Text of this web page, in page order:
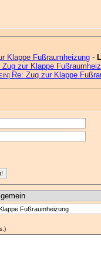
Klappe Fußraumheizung -
Zug zur Klappe
Re: Zug zur Klappe